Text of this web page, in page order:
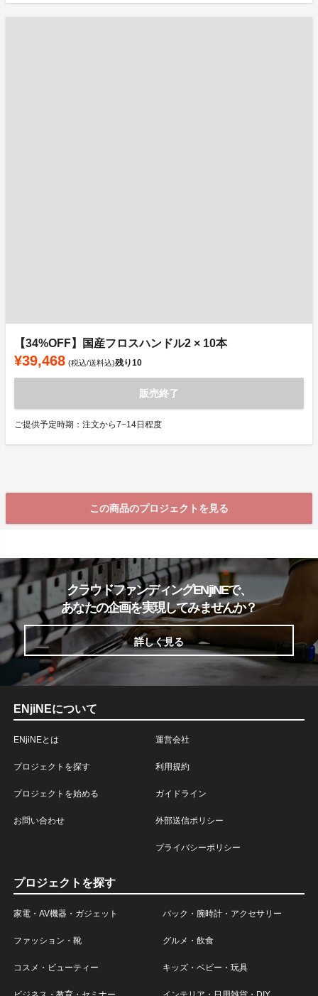
【34%OFF】国産フロスハンドル2 × 10本
¥39,468 (税込/送料込)残り10
販売終了
ご提供予定時期：注文から7−14日程度
この商品のプロジェクトを見る
クラウドファンディングENjiNEで、
あなたの企画を実現してみませんか？
詳しく見る
ENjiNEについて
ENjiNEとは
プロジェクトを探す
プロジェクトを始める
お問い合わせ
運営会社
利用規約
ガイドライン
外部送信ポリシー
プライバシーポリシー
プロジェクトを探す
家電・AV機器・ガジェット バック・腕時計・アクセサリー
ファッション・靴 グルメ・飲食
コスメ・ビューティー キッズ・ベビー・玩具